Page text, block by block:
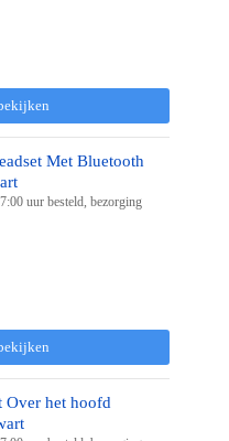
Met Bluetooth
uur besteld, bezorging
Over het hoofd